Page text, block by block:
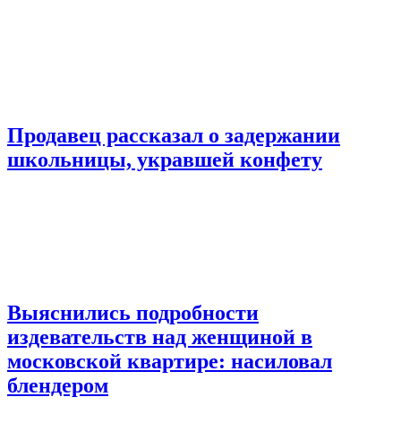
Продавец рассказал о задержании
школьницы, укравшей конфету
Выяснились подробности
издевательств над женщиной в
московской квартире: насиловал
блендером